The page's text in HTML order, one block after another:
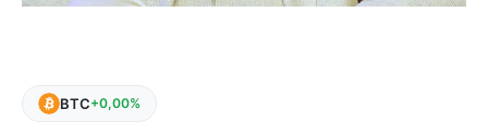
BTC+0,00%